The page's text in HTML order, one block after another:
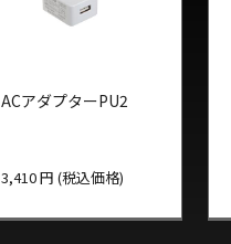
ACアダプターPU2
3,410 円 (税込価格)